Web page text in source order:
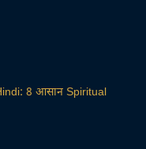
8 आसान Spiritual